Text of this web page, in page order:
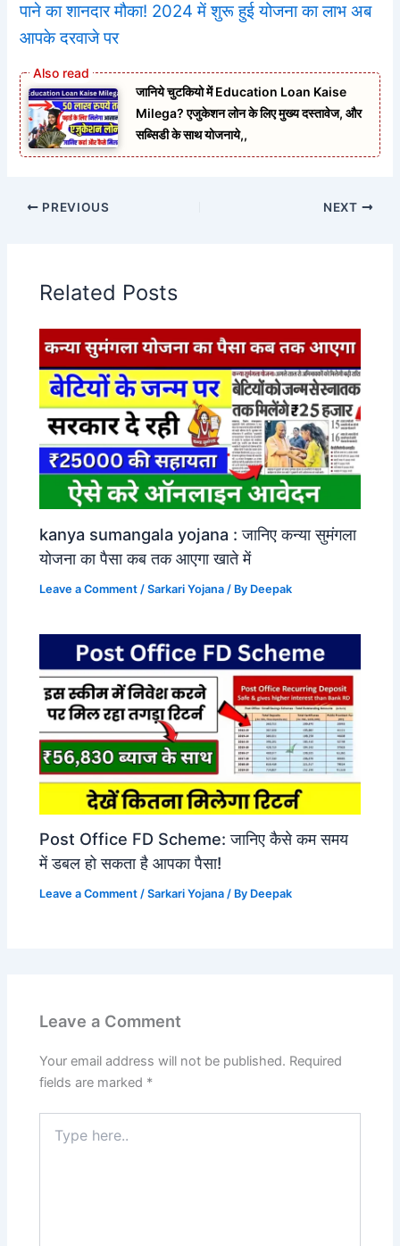
पाने का शानदार मौका! 2024 में शुरू हुई योजना का लाभ अब
आपके दरवाजे पर
जानिये चुटकियो में Education Loan Kaise
Milega? एजुकेशन लोन के लिए मुख्य दस्तावेज, और
सब्सिडी के साथ योजनाये,,
PREVIOUS NEXT
Related Posts
kanya sumangala yojana : जानिए कन्या सुमंगला
योजना का पैसा कब तक आएगा खाते में
Leave a Comment /Sarkari Yojana / By Deepak
Post Office FD Scheme: जानिए कैसे कम समय
में डबल हो सकता है आपका पैसा!
Leave a Comment /Sarkari Yojana / By Deepak
Leave a Comment
Your email address will not be published. Required
fields are marked *
here..